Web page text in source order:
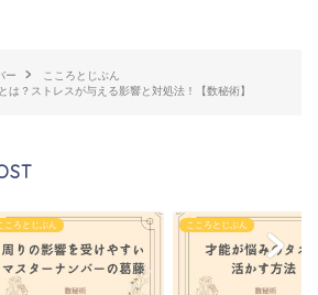
ー
こころとじぶん
は？ストレスが与える影響と対処法！【数秘術】
ころとじぶん こころとじぶん